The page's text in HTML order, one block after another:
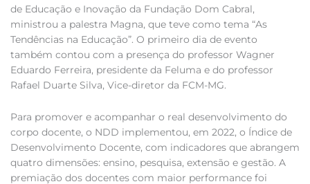
de Educação e Inovação da Fundação Dom Cabral,
ministrou a palestra Magna, que teve como tema “As
Tendências na Educação”. O primeiro dia de evento
também contou com a presença do professor Wagner
Eduardo Ferreira, presidente da Feluma e do professor
Rafael Duarte Silva, Vice-diretor da FCM-MG.
Para promover e acompanhar o real desenvolvimento do
corpo docente, o NDD implementou, em 2022, o Índice de
Desenvolvimento Docente, com indicadores que abrangem
quatro dimensões: ensino, pesquisa, extensão e gestão. A
premiação dos docentes com maior performance foi